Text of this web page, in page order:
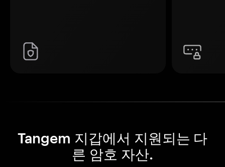
Tangem 지갑에서 지원되는 다
른 암호 자산.